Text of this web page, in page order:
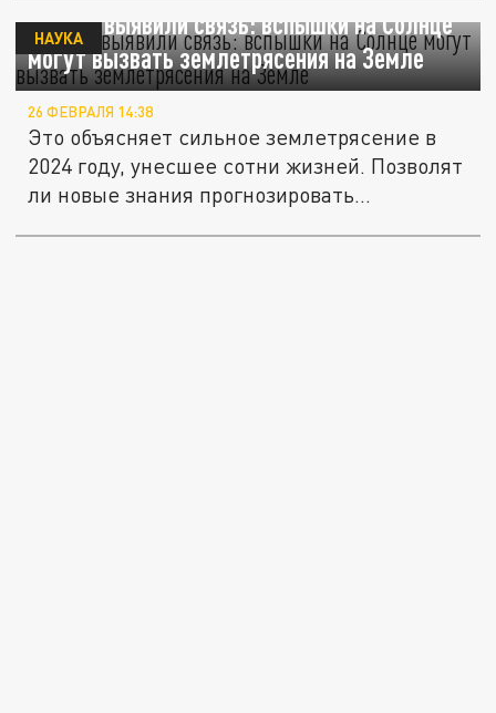
Ученые выявили связь: вспышки на Солнце
могут вызвать землетрясения на Земле
НАУКА
26 ФЕВРАЛЯ 14:38
Это объясняет сильное землетрясение в
2024 году, унесшее сотни жизней. Позволят
ли новые знания прогнозировать...